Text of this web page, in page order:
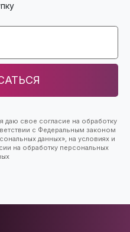
даю свое согласие на обработку
с Федеральным законом
данных», на условиях и
на обработку персональных